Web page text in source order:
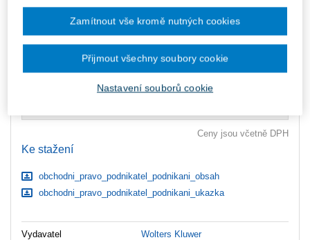
Co je Smarteca?
Co je pronájem Smarteca?
Upozorňujeme, že v období od 1.8. do 21.8. z technických
důvodů nemůžeme vystavovat daňové doklady. Budou vám
zaslány dodatečně e-mailem.
Ceny jsou včetně DPH
Ke stažení
obchodni_pravo_podnikatel_podnikani_obsah
obchodni_pravo_podnikatel_podnikani_ukazka
Vydavatel Wolters Kluwer
Nastavení souborů cookie
Zamítnout vše kromě nutných cookies
Přijmout všechny soubory cookie